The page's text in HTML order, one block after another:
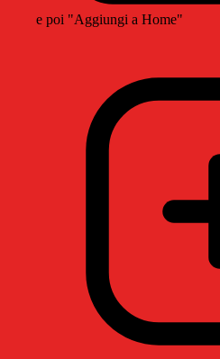
e poi "Aggiungi a Home"